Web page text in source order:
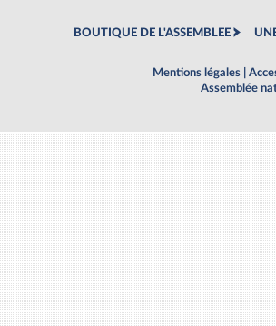
BOUTIQUE DE L'ASSEMBLEE
Mentions légales
Assemblée